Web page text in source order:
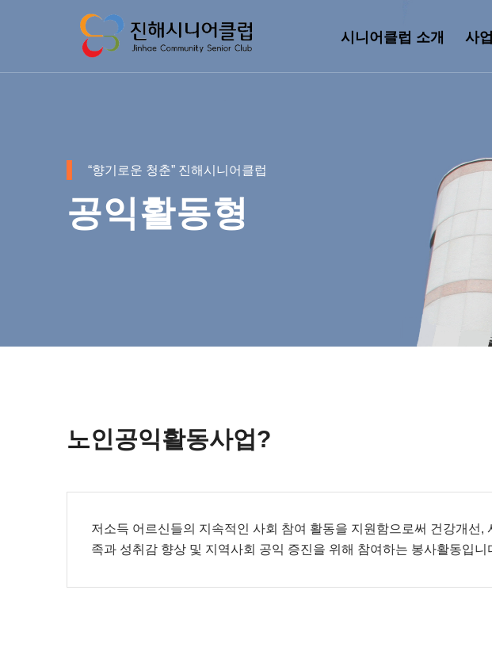
시니어클럽 소개 사
“향기로운 청춘” 진해시니어클럽
공익활동형
노인공익활동사업?
저소득 어르신들의 지속적인 사회 참여 활동을 지원함으로써 건강개선
족과 성취감 향상 및 지역사회 공익 증진을 위해 참여하는 봉사활동입니